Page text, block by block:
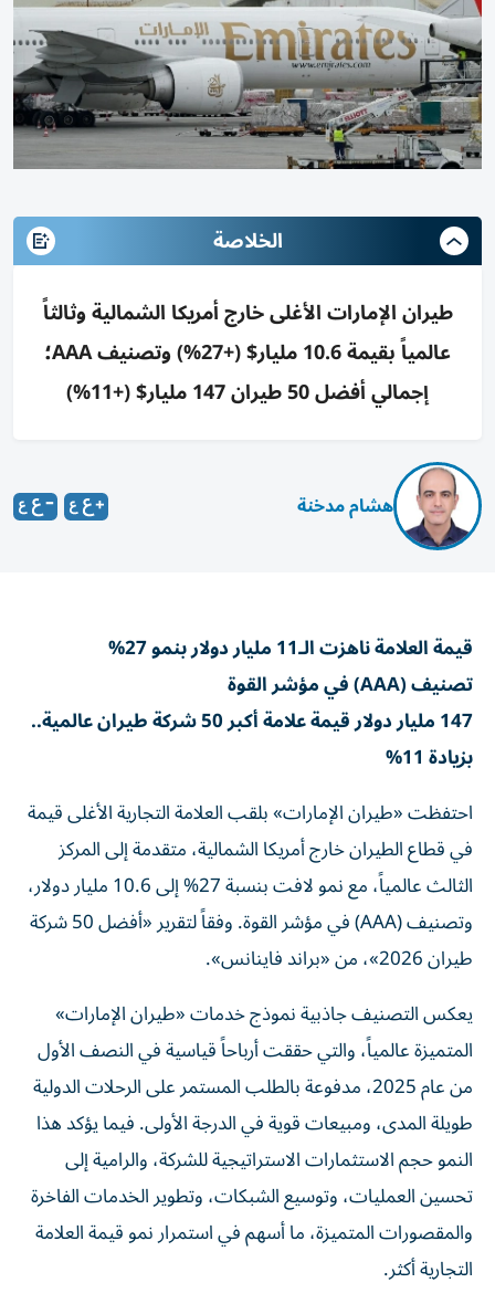
الخلاصة
طيران الإمارات الأغلى خارج أمريكا الشمالية وثالثاً
عالمياً بقيمة 10.6 مليار$ (+27%) وتصنيف AAA؛
إجمالي أفضل 50 طيران 147 مليار$ (+11%)
هشام مدخنة
قيمة العلامة ناهزت الـ11 مليار دولار بنمو 27%
تصنيف (AAA) في مؤشر القوة
147 مليار دولار قيمة علامة أكبر 50 شركة طيران عالمية..
بزيادة 11%
احتفظت «طيران الإمارات» بلقب العلامة التجارية الأغلى قيمة
في قطاع الطيران خارج أمريكا الشمالية، متقدمة إلى المركز
الثالث عالمياً، مع نمو لافت بنسبة 27% إلى 10.6 مليار دولار،
وتصنيف (AAA) في مؤشر القوة. وفقاً لتقرير «أفضل 50 شركة
طيران 2026»، من «براند فاينانس».
يعكس التصنيف جاذبية نموذج خدمات «طيران الإمارات»
المتميزة عالمياً، والتي حققت أرباحاً قياسية في النصف الأول
من عام 2025، مدفوعة بالطلب المستمر على الرحلات الدولية
طويلة المدى، ومبيعات قوية في الدرجة الأولى. فيما يؤكد هذا
النمو حجم الاستثمارات الاستراتيجية للشركة، والرامية إلى
تحسين العمليات، وتوسيع الشبكات، وتطوير الخدمات الفاخرة
والمقصورات المتميزة، ما أسهم في استمرار نمو قيمة العلامة
التجارية أكثر.